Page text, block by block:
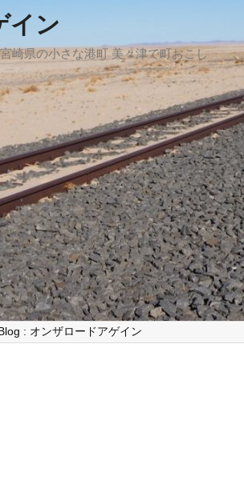
イン
崎県の小さな港町 美々津で町おこし
: オンザロードアゲイン